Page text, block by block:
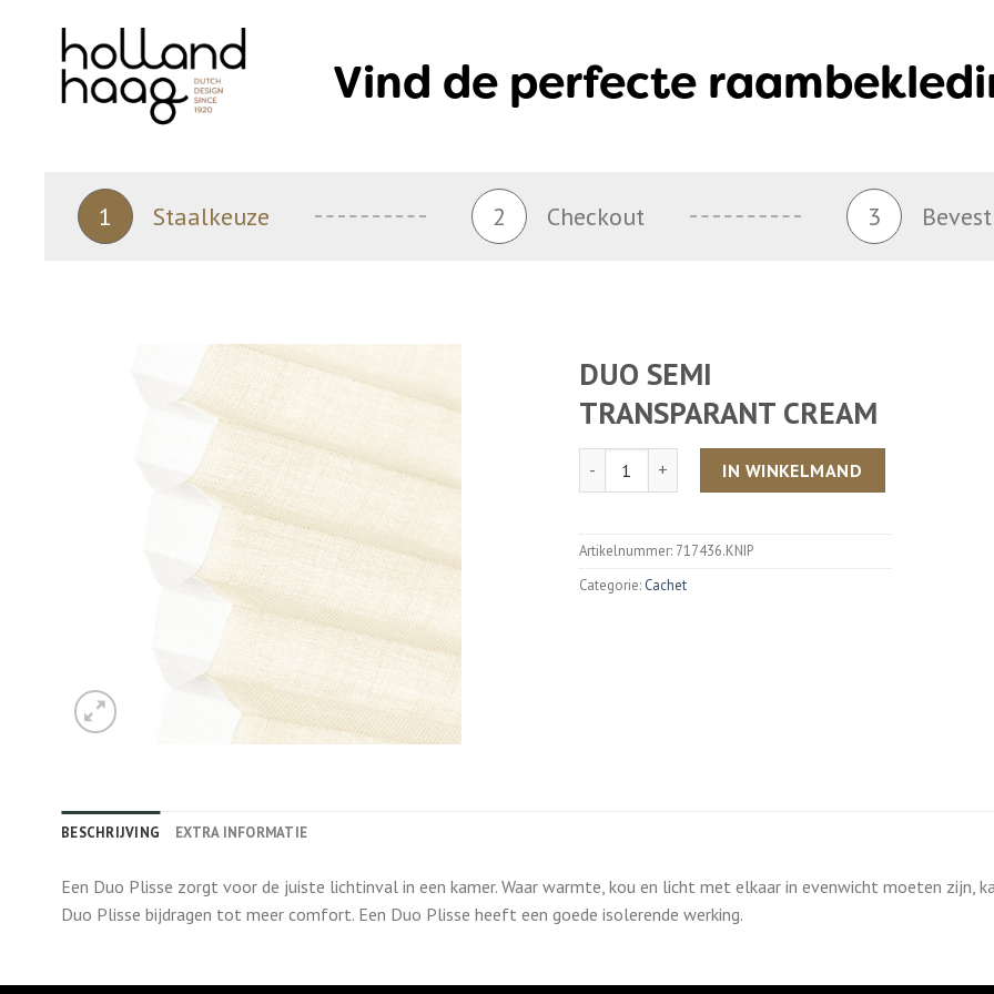
Vind de perfecte
1 Staalkeuze 2 Checkout 3
DUO SEMI
TRANSPARANT CREAM
IN WINKELMAND
Artikelnummer: 717436.KNIP
Categorie: Cachet
BESCHRIJVING EXTRA INFORMATIE
Een Duo Plisse zorgt voor de juiste lichtinval in een kamer. Waar warmte, kou en licht met elkaar in evenwicht moeten zijn,
Duo Plisse bijdragen tot meer comfort. Een Duo Plisse heeft een goede isolerende werking.